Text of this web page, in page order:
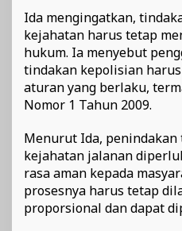
Ida mengingatkan,
kejahatan harus tetap
hukum. Ia menyebut
tindakan kepolisian
aturan yang berlaku,
Nomor 1 Tahun 2009.
Menurut Ida,
kejahatan jalanan
rasa aman kepada
prosesnya harus tetap
proporsional dan dapat